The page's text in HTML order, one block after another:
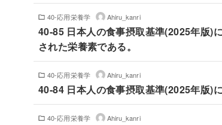
40-応用栄養学 Ahiru_kanri
40-85 日本人の食事摂取基準(2025年版)
された栄養素である。
40-応用栄養学 Ahiru_kanri
40-84 日本人の食事摂取基準(2025年版)
40-応用栄養学 Ahiru_kanri